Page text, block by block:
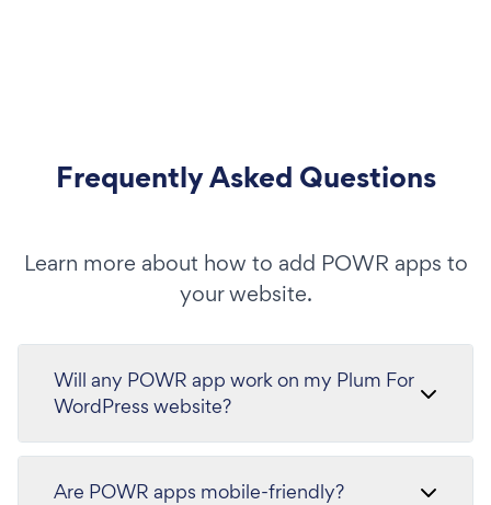
Frequently Asked Questions
Learn more about how to add POWR apps to
your website.
Will any POWR app work on my Plum For
WordPress website?
Are POWR apps mobile-friendly?